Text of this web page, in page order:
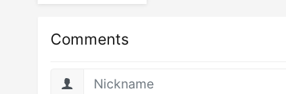
Comments